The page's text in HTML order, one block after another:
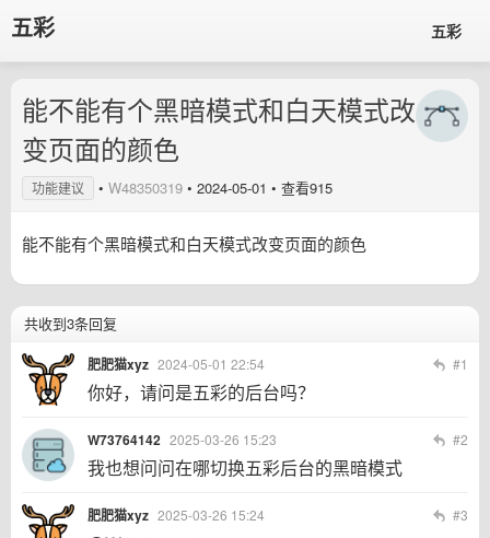
五彩 五彩
能不能有个黑暗模式和白天模式改
变页面的颜色
功能建议 • W48350319 • 2024-05-01 • 查看915
能不能有个黑暗模式和白天模式改变页面的颜色
共收到3条回复
肥肥猫xyz 2024-05-01 22:54 #1
你好，请问是五彩的后台吗？
W73764142 2025-03-26 15:23 #2
我也想问问在哪切换五彩后台的黑暗模式
肥肥猫xyz 2025-03-26 15:24 #3